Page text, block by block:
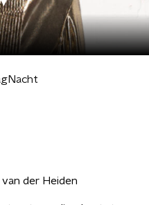
van der Heiden